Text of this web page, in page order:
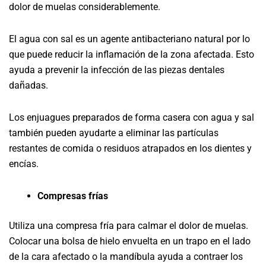
dolor de muelas considerablemente.
El agua con sal es un agente antibacteriano natural por lo
que puede reducir la inflamación de la zona afectada. Esto
ayuda a prevenir la infección de las piezas dentales
dañadas.
Los enjuagues preparados de forma casera con agua y sal
también pueden ayudarte a eliminar las partículas
restantes de comida o residuos atrapados en los dientes y
encías.
Compresas frías
Utiliza una compresa fría para calmar el dolor de muelas.
Colocar una bolsa de hielo envuelta en un trapo en el lado
de la cara afectado o la mandíbula ayuda a contraer los